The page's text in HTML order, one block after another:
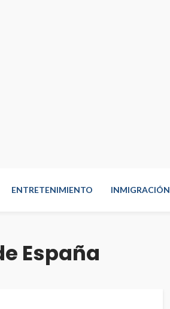
ENTRETENIMIENTO INMIGRACIÓN
España